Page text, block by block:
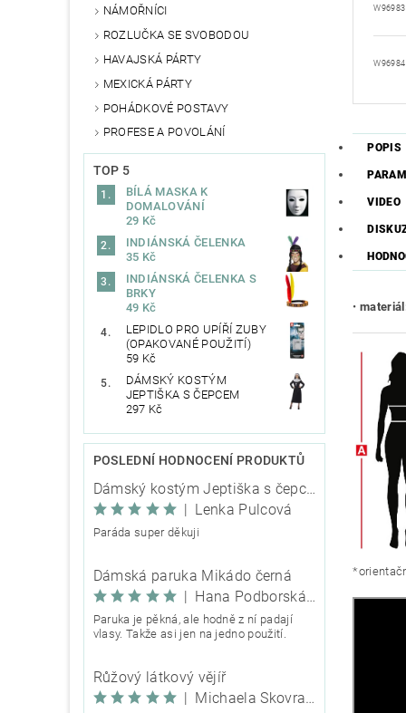
NÁMOŘNÍCI
ROZLUČKA SE SVOBODOU
HAVAJSKÁ PÁRTY
MEXICKÁ PÁRTY
POHÁDKOVÉ POSTAVY
PROFESE A POVOLÁNÍ
TOP 5
BÍLÁ MASKA K
DOMALOVÁNÍ
29 Kč
INDIÁNSKÁ ČELENKA
35 Kč
INDIÁNSKÁ ČELENKA S
BRKY
49 Kč
LEPIDLO PRO UPÍŘÍ ZUBY
(OPAKOVANÉ POUŽITÍ)
59 Kč
DÁMSKÝ KOSTÝM
JEPTIŠKA S ČEPCEM
297 Kč
POSLEDNÍ HODNOCENÍ PRODUKTŮ
Dámský kostým Jeptiška s čepcem
Lenka Pulcová
Paráda super děkuji
Dámská paruka Mikádo černá
Hana Podborská TRIXIE
Paruka je pěkná, ale hodně z ní padají
vlasy. Takže asi jen na jedno použití.
Růžový látkový vějíř
Michaela Škovranová
W96983
W96984
POPIS
VIDEO
•